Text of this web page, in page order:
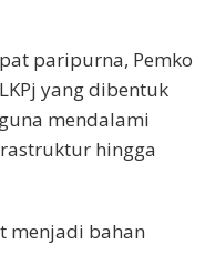
paripurna, Pemko
yang dibentuk
mendalami
hingga
menjadi bahan